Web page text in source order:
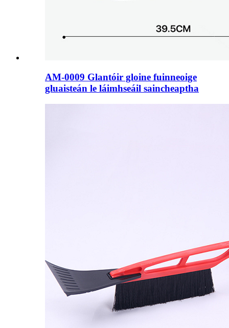
AM-0009 Glantóir gloine fuinneoige
gluaisteán le láimhseáil saincheaptha